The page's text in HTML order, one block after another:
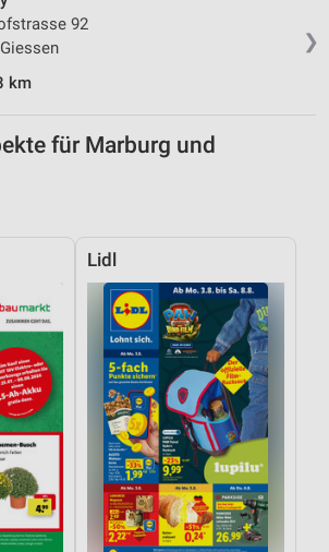
❯
92
km
für Marburg und
Lidl